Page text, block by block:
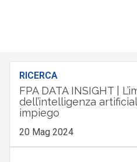
RICERCA
FPA DATA INSIGHT |
dell’intelligenza
impiego
20 Mag 2024